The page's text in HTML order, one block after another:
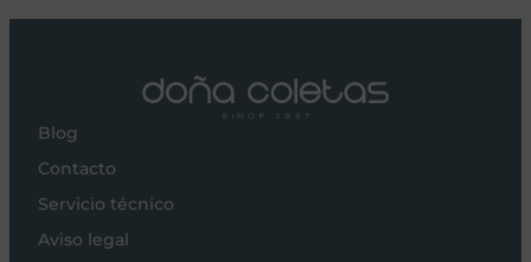
Blog
Contacto
Servicio técnico
Aviso legal